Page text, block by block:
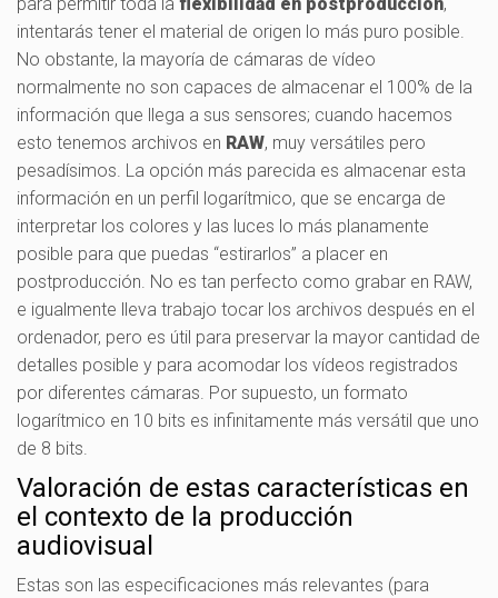
intentarás tener el material de origen lo más puro posible.
No obstante, la mayoría de cámaras de vídeo
normalmente no son capaces de almacenar el 100% de la
información que llega a sus sensores; cuando hacemos
esto tenemos archivos en RAW, muy versátiles pero
pesadísimos. La opción más parecida es almacenar esta
información en un perfil logarítmico, que se encarga de
interpretar los colores y las luces lo más planamente
posible para que puedas “estirarlos” a placer en
postproducción. No es tan perfecto como grabar en RAW,
e igualmente lleva trabajo tocar los archivos después en el
ordenador, pero es útil para preservar la mayor cantidad de
detalles posible y para acomodar los vídeos registrados
por diferentes cámaras. Por supuesto, un formato
logarítmico en 10 bits es infinitamente más versátil que uno
de 8 bits.
Valoración de estas características en
el contexto de la producción
audiovisual
Estas son las especificaciones más relevantes (para